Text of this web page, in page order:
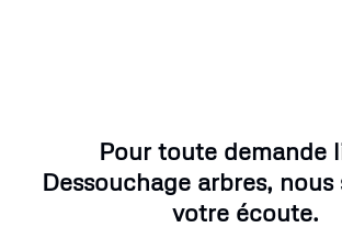
Pour toute demande
Dessouchage arbres, nous
votre écoute.